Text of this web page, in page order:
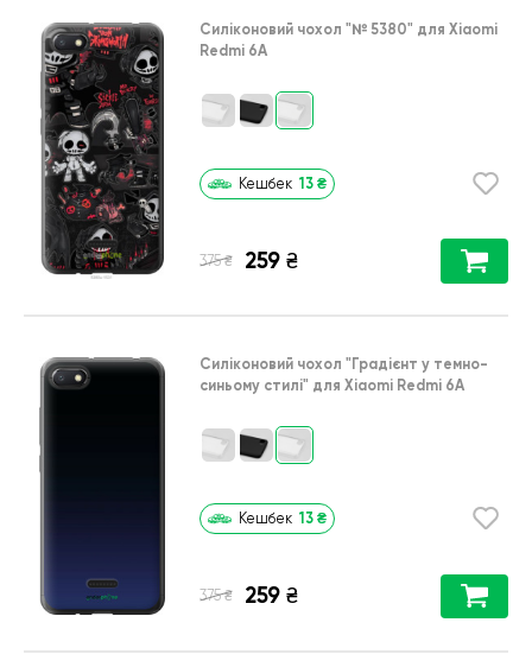
Силіконовий чохол "№ 5380" для Xiaomi
Redmi 6A
Кешбек 13 ₴
375 ₴ 259 ₴
Силіконовий чохол "Градієнт у темно-
синьому стилі" для Xiaomi Redmi 6A
Кешбек 13 ₴
375 ₴ 259 ₴